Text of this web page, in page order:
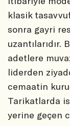
klasik
sonra gayri
uzantılarıdır.
adetlere
liderden
cemaatin
Tarikatlarda
yerine geçen